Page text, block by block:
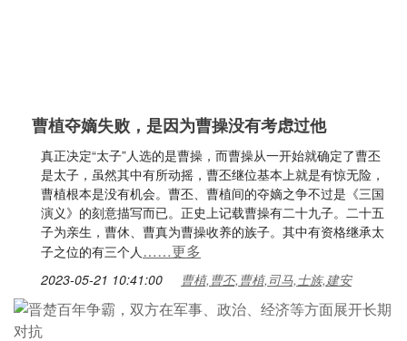
曹植夺嫡失败，是因为曹操没有考虑过他
真正决定“太子”人选的是曹操，而曹操从一开始就确定了曹丕
是太子，虽然其中有所动摇，曹丕继位基本上就是有惊无险，
曹植根本是没有机会。曹丕、曹植间的夺嫡之争不过是《三国
演义》的刻意描写而已。正史上记载曹操有二十九子。二十五
子为亲生，曹休、曹真为曹操收养的族子。其中有资格继承太
子之位的有三个人……更多
2023-05-21 10:41:00 曹植,曹丕,曹植,司马,士族,建安